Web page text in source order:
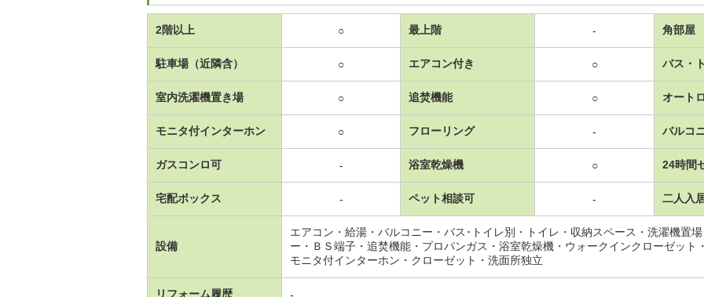
2階以上 ○ 最上階 - 角部屋
駐車場（近隣含） ○ エアコン付き ○ バス・
室内洗濯機置き場 ○ 追焚機能 ○ オート
モニタ付インターホン ○ フローリング - バルコ
ガスコンロ可 - 浴室乾燥機 ○ 24時間
宅配ボックス - ペット相談可 - 二人入
設備
エアコン・給湯・バルコニー・バス･トイレ別・トイレ・収納スペース・洗濯機置
ー・ＢＳ端子・追焚機能・プロパンガス・浴室乾燥機・ウォークインクローゼット
モニタ付インターホン・クローゼット・洗面所独立
リフォーム履歴 -